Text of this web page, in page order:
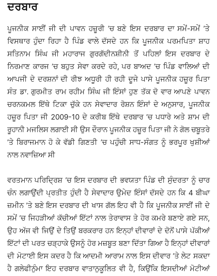
ਦਰਬਾਰ
ਪੂਜਨੀਕ ਸਾਈਂ ਜੀ ਦੀ ਪਾਵਨ ਹਜ਼ੂਰੀ ’ਚ ਬਣੇ ਇਸ ਦਰਬਾਰ ਦਾ ਸਮੇਂ-ਸਮੇਂ ’ਤੇ
ਵਿਸਥਾਰ ਹੁੰਦਾ ਰਿਹਾ ਹੈ ਪਿੰਡ ਵਾਲੇ ਦੱਸਦੇ ਹਨ ਕਿ ਪੂਜਨੀਕ ਪਰਮਪਿਤਾ ਸ਼ਾਹ
ਸਤਿਨਾਮ ਸਿੰਘ ਜੀ ਮਹਾਰਾਜ ਗੁਰਗੱਦੀਨਸ਼ੀਨੀ ਤੋਂ ਪਹਿਲਾਂ ਇਸ ਦਰਬਾਰ ਦੇ
ਨਿਰਮਾਣ ਕਾਰਜ ’ਚ ਬਹੁਤ ਸੇਵਾ ਕਰਦੇ ਰਹੇ, ਪਰ ਬਾਅਦ ’ਚ ਪਿੰਡ ਵਾਲਿਆਂ ਦੀ
ਆਪਜੀ ਦੇ ਦਰਸ਼ਨਾਂ ਦੀ ਰੀਝ ਅਧੂਰੀ ਹੀ ਰਹੀ ਦੂਜੇ ਪਾਸੇ ਪੂਜਨੀਕ ਹਜ਼ੂਰ ਪਿਤਾ
ਸੰਤ ਡਾ. ਗੁਰਮੀਤ ਰਾਮ ਰਹੀਮ ਸਿੰਘ ਜੀ ਇੰਸਾਂ ਹੁਣ ਤੱਕ ਦੋ ਵਾਰ ਆਪਣੇ ਪਾਵਨ
ਚਰਨਕਮਲ ਇੱਥੇ ਟਿਕਾ ਚੁੱਕੇ ਹਨ ਸੇਵਾਦਾਰ ਰੋਸ਼ਨ ਇੰਸਾਂ ਦੇ ਅਨੁਸਾਰ, ਪੂਜਨੀਕ
ਹਜ਼ੂਰ ਪਿਤਾ ਜੀ 2009-10 ਦੇ ਕਰੀਬ ਇੱਥੇ ਦਰਬਾਰ ’ਚ ਪਧਾਰੇ ਅਤੇ ਸ਼ਾਮ ਦੀ
ਰੂਹਾਨੀ ਮਜਲਿਸ ਲਗਾਈ ਸੀ ਉਸ ਦੌਰਾਨ ਪੂਜਨੀਕ ਹਜ਼ੂਰ ਪਿਤਾ ਜੀ ਨੇ ਗੋਲ ਚਬੂਤਰੇ
’ਤੇ ਬਿਰਾਜਮਾਨ ਹੋ ਕੇ ਵੱਡੀ ਗਿਣਤੀ ’ਚ ਪਹੁੰਚੀ ਸਾਧ-ਸੰਗਤ ਨੂੰ ਭਰਪੂਰ ਖੁਸ਼ੀਆਂ
ਨਾਲ ਨਵਾਜ਼ਿਆ ਸੀ
ਵਰਤਮਾਨ ਪਰਿਦ੍ਰਿਸ਼ ’ਚ ਇਸ ਦਰਬਾਰ ਦੀ ਭਵਯਤਾ ਪਿੰਡ ਦੀ ਸੁੰਦਰਤਾ ਨੂੰ ਚਾਰ
ਚੰਨ ਲਗਾਉਂਦੀ ਪ੍ਰਤੀਤ ਹੁੰਦੀ ਹੈ ਸੇਵਾਦਾਰ ਉਮੇਦ ਇੰਸਾਂ ਦੱਸਦੇ ਹਨ ਕਿ 4 ਬੀਘਾ
ਜ਼ਮੀਨ ’ਤੇ ਬਣੇ ਇਸ ਦਰਬਾਰ ਦੀ ਖਾਸ ਗੱਲ ਇਹ ਵੀ ਹੈ ਕਿ ਪੂਜਨੀਕ ਸਾਈਂ ਜੀ ਦੇ
ਸਮੇਂ ’ਚ ਜਿਹੜੀਆਂ ਕੱਚੀਆਂ ਇੱਟਾਂ ਨਾਲ ਤੇਰਾਵਾਸ ਤੇ ਹੋਰ ਕਮਰੇ ਬਣਾਏ ਗਏ ਸਨ,
ਉਹ ਅੱਜ ਵੀ ਜਿਉਂ ਦੇ ਤਿਉਂ ਬਰਕਰਾਰ ਹਨ ਇਨ੍ਹਾਂ ਦੀਵਾਰਾਂ ਦੇ ਦੋਨੋਂ ਪਾਸੇ ਪੱਕੀਆਂ
ਇੱਟਾਂ ਦੀ ਪਰਤ ਚੜ੍ਹਾਕੇ ਉਸਨੂੰ ਹੋਰ ਮਜ਼ਬੂਤ ਬਣਾ ਦਿੱਤਾ ਗਿਆ ਹੈ ਇਨ੍ਹਾਂ ਦੀਵਾਰਾਂ
ਦੀ ਮੋਟਾਈ ਇਸ ਕਦਰ ਹੈ ਕਿ ਆਦਮੀ ਆਰਾਮ ਨਾਲ ਇਸ ਦੀਵਾਰ ’ਤੇ ਲੇਟ ਸਕਦਾ
ਹੈ ਗਲੇਫੀਨੁੰਮਾ ਇਹ ਦਰਬਾਰ ਵਾਤਾਨੁਕੂਲਿਤ ਵੀ ਹੈ, ਕਿਉਂਕਿ ਇਸਦੀਆਂ ਮੋਟੀਆਂ